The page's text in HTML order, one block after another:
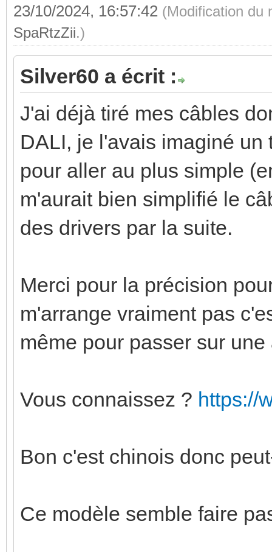
23/10/2024, 16:57:42 (Modification du
SpaRtzZii.)
Silver60 a écrit :
J'ai déjà tiré mes câbles
DALI, je l'avais imaginé
pour aller au plus simple
m'aurait bien simplifié le
des drivers par la suite.
Merci pour la précision
m'arrange vraiment pas
même pour passer sur
Vous connaissez ? https://
Bon c'est chinois donc
Ce modèle semble faire